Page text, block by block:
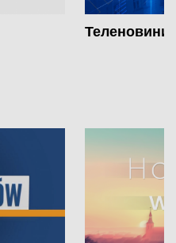
Теленовини